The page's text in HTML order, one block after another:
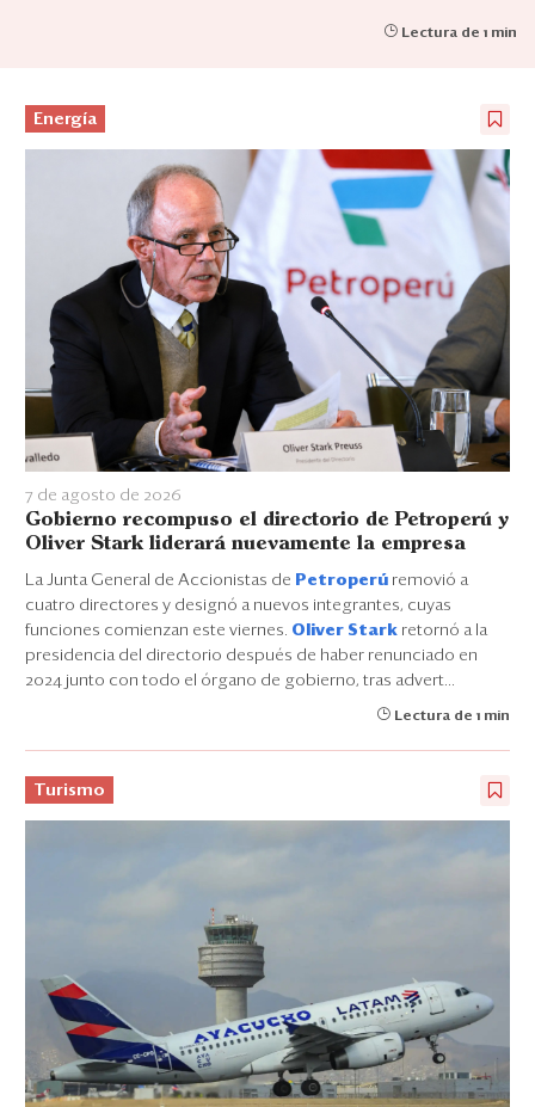
Lectura de 1 min
Energía
7 de agosto de 2026
Gobierno recompuso el directorio de Petroperú y
Oliver Stark liderará nuevamente la empresa
La Junta General de Accionistas de Petroperú removió a
cuatro directores y designó a nuevos integrantes, cuyas
funciones comienzan este viernes. Oliver Stark retornó a la
presidencia del directorio después de haber renunciado en
2024 junto con todo el órgano de gobierno, tras advert...
Lectura de 1 min
Turismo